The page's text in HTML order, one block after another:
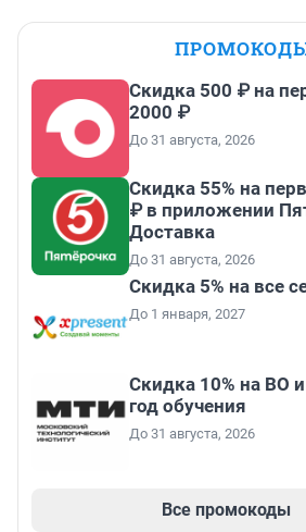
Скидка 500 ₽ на
2000 ₽
До 31 августа, 2026
Скидка 55% на
₽ в приложении
Доставка
До 31 августа, 2026
Скидка 5% на все
До 1 января, 2027
Скидка 10% на ВО
год обучения
До 31 августа, 2026
Все промокоды